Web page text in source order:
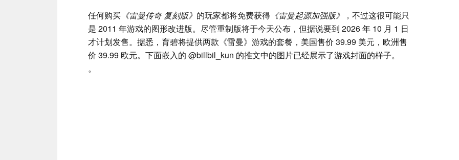
任何购买 《雷曼传奇 复刻版》 的玩家都将免费获得 《雷曼起源加强版》
，不过这很可能只
是 2011 年游戏的图形改进版。尽管重制版将于今天公布，但据说要到 2026 年 10 月 1 日
才计划发售。据悉，育碧将提供两款《雷曼》游戏的套餐，美国售价 39.99 美元，欧洲售
价 39.99 欧元。下面嵌入的 @billbil_kun 的推文中的图片已经展示了游戏封面的样子。
。